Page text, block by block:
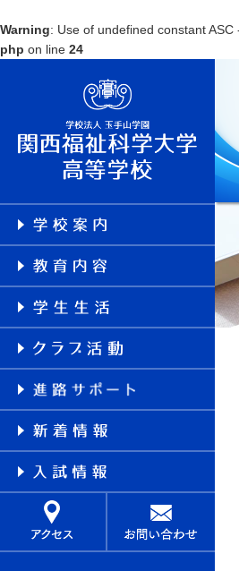
Warning: Use of undefined constant
php on line 24